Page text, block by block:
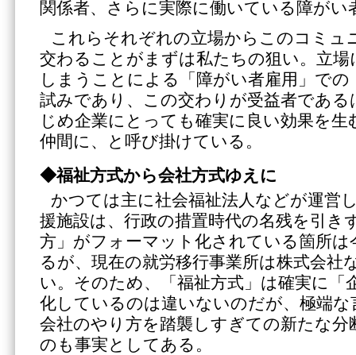
関係者、さらに実際に働いている障がい
これらそれぞれの立場からこのコミュ
交わることがまずは私たちの狙い。立
しまうことによる「障がい者雇用」での
試みであり、この交わりが受益者であ
じめ企業にとっても確実に良い効果を
仲間に、と呼び掛けている。
◆福祉方式から会社方式ゆえに
かつては主に社会福祉法人などが運営
援施設は、行政の措置時代の名残を引き
方」がフォーマット化されている箇所
るが、現在の就労移行事業所は株式会社
い。そのため、「福祉方式」は確実に「
化しているのは違いないのだが、極端
会社のやり方を踏襲しすぎての新たな
のも事実としてある。